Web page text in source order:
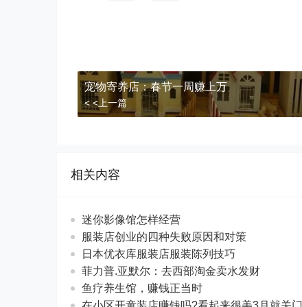
宠物寄养店：春节一周赚上万
< <上一篇
相关内容
迷你影像馆怎样经营
服装店创业的四种失败原因和对策
日本优衣库服装店服装陈列技巧
菲力普.亚默尔：去西部淘金卖水发财
鱼疗养生馆，赚钱正当时